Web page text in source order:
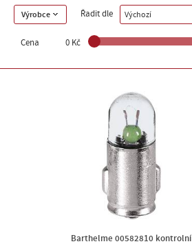
Výrobce Řadit dle Výchozí
Cena 0 Kč
Barthelme 00582810 kontrolní